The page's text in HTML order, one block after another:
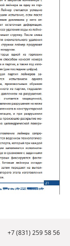
+7 (831) 259 58 56